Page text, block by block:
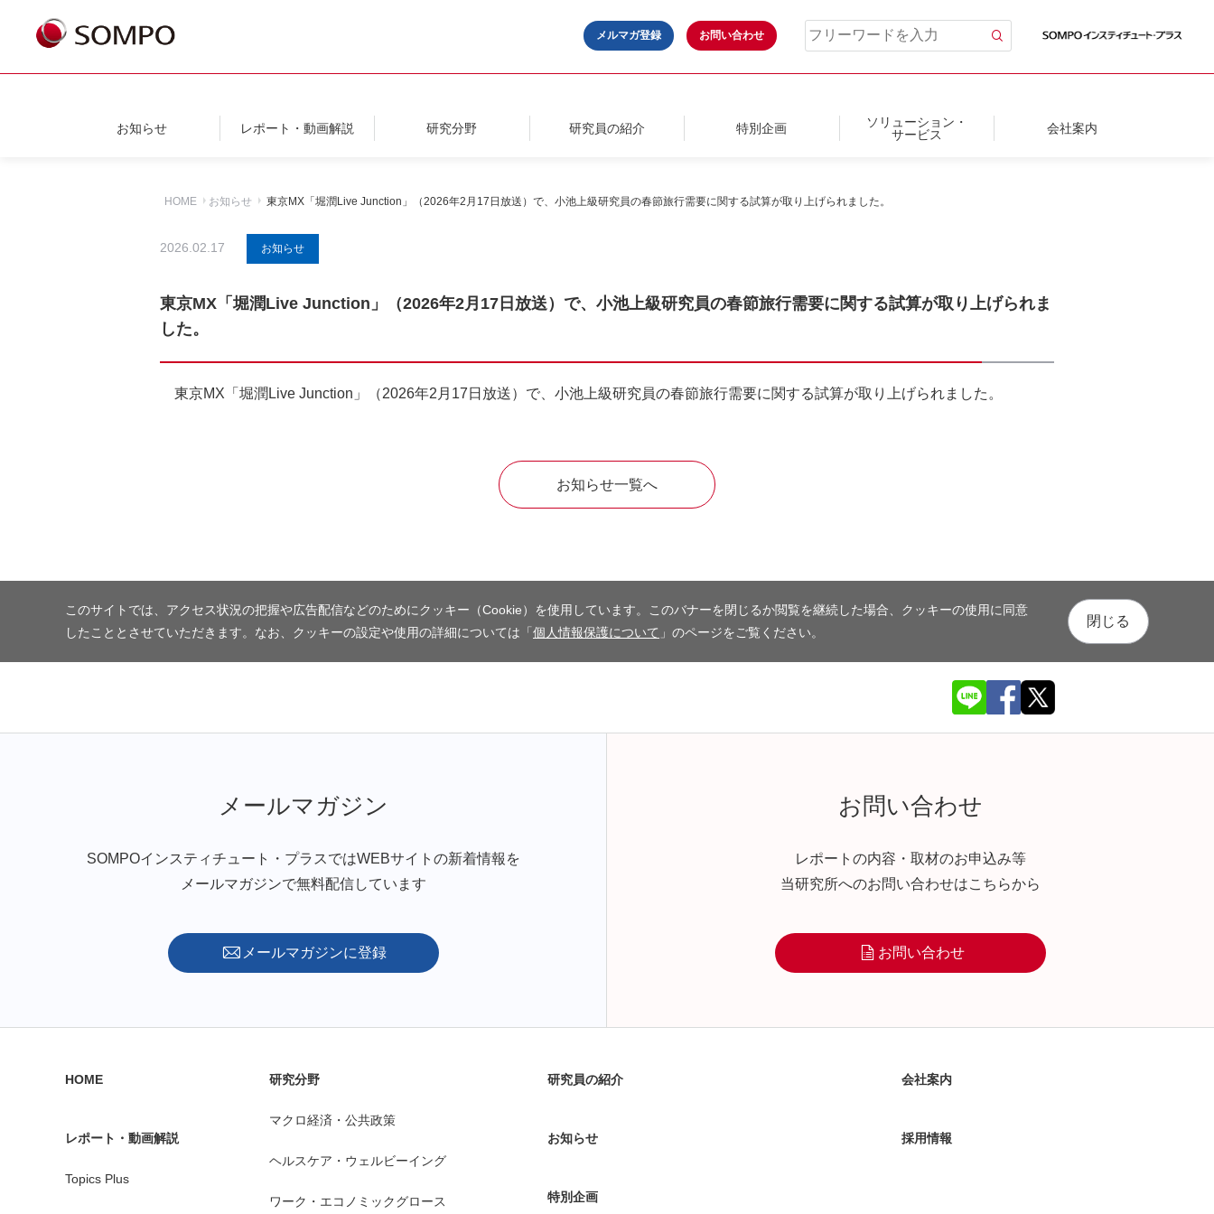
メルマガ登録 お問い合わせ
お知らせ レポート・動画解説 研究分野 研究員の紹介 特別企画
ソリューション・
サービス
会社案内
HOME お知らせ 東京MX「堀潤Live Junction」（2026年2月17日放送）で、小池上級研究員の春節旅行需要に関する試算が取り上げられました。
2026.02.17 お知らせ
東京MX「堀潤Live Junction」（2026年2月17日放送）で、小池上級研究員の春節旅行需要に関する試算が取り上げられま
した。
東京MX「堀潤Live Junction」（2026年2月17日放送）で、小池上級研究員の春節旅行需要に関する試算が取り上げられました。
お知らせ一覧へ
このサイトでは、アクセス状況の把握や広告配信などのためにクッキー（Cookie）を使用しています。このバナーを閉じるか閲覧を継続した場合、クッキーの使用に同意
したこととさせていただきます。なお、クッキーの設定や使用の詳細については「個人情報保護について 」のページをご覧ください。
閉じる
メールマガジン
SOMPOインスティチュート・プラスではWEBサイトの新着情報を
メールマガジンで無料配信しています
メールマガジンに登録
お問い合わせ
レポートの内容・取材のお申込み等
当研究所へのお問い合わせはこちらから
お問い合わせ
HOME
レポート・動画解説
Topics Plus
研究分野
マクロ経済・公共政策
ヘルスケア・ウェルビーイング
ワーク・エコノミックグロース
研究員の紹介
お知らせ
特別企画
会社案内
採用情報